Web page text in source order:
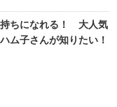
ちになれる！ 大人気
ム子さんが知りたい！